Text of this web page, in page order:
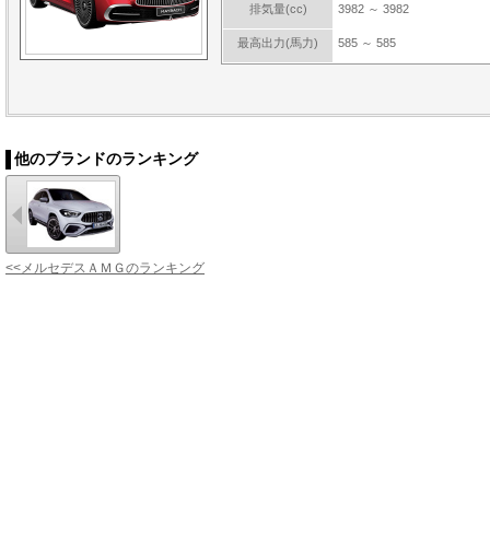
排気量(cc) 3982 ～ 3982
最高出力(馬力) 585 ～ 585
他のブランドのランキング
<<メルセデスＡＭＧのランキング